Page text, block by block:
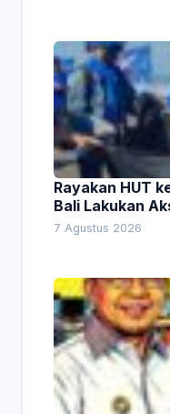
Rayakan HUT
Bali Lakukan
Lingkungan
7 Agustus 2026